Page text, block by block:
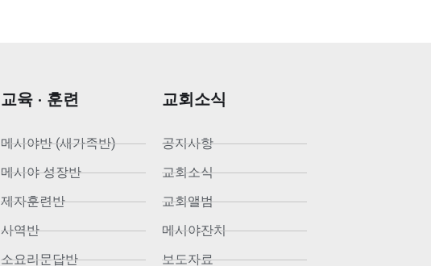
교육 · 훈련
메시야반 (새가족반)
메시야 성장반
제자훈련반
사역반
소요리문답반
교회소식
공지사항
교회소식
교회앨범
메시야잔치
보도자료